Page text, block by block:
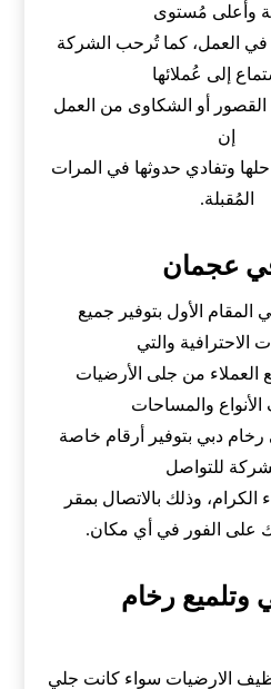
وأعلى مُستوى
في العمل، كما تُرحب الشركة
إلى عُملائها
أو الشكاوى من العمل
إن
وتفادي حدوثها في المرات
المُقبلة.
عجمان
المقام الأول بتوفير جميع
الاحترافية والتي
العملاء من جلى الأرضيات
والمساحات
دبي بتوفير أرقام خاصة
للتواصل
الكرام، وذلك بالاتصال بمقر
على الفور في أي مكان.
رخام
الارضيات سواء كانت جلي